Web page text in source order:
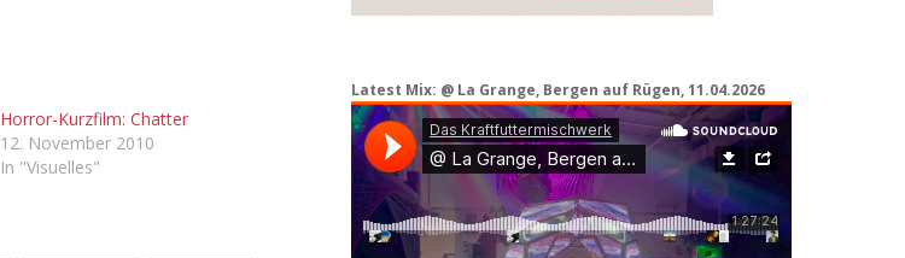
Horror-Kurzfilm: Chatter
12. November 2010
In "Visuelles"
Latest Mix: @ La Grange, Bergen auf Rügen, 11.04.2026